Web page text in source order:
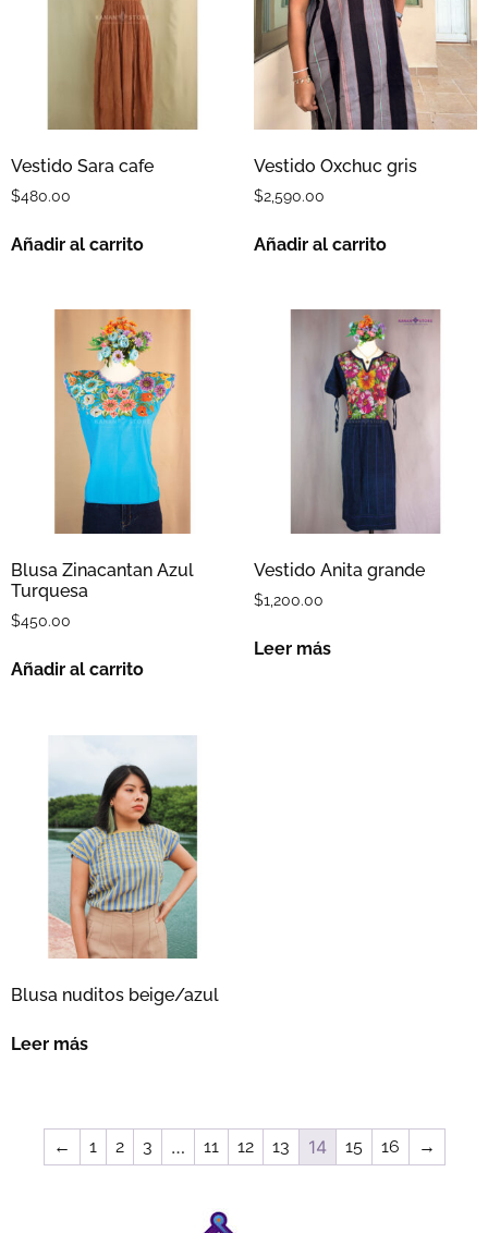
Vestido Sara cafe
$480.00
Añadir al carrito
Vestido Oxchuc gris
$2,590.00
Añadir al carrito
Blusa Zinacantan Azul
Turquesa
$450.00
Añadir al carrito
Vestido Anita grande
$1,200.00
Leer más
Blusa nuditos beige/azul
Leer más
← 1 2 3 … 11 12 13 14 15 16 →